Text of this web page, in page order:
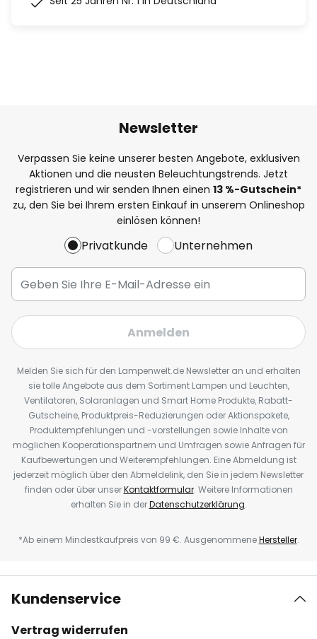
Newsletter
Verpassen Sie keine unserer besten Angebote, exklusiven
Aktionen und die neusten Beleuchtungstrends. Jetzt
registrieren und wir senden Ihnen einen 13 %-Gutschein*
zu, den Sie bei Ihrem ersten Einkauf in unserem Onlineshop
einlösen können!
Privatkunde Unternehmen
Anmelden
Melden Sie sich für den Lampenwelt.de Newsletter an und erhalten
sie tolle Angebote aus dem Sortiment Lampen und Leuchten,
Ventilatoren, Solaranlagen und Smart Home Produkte, Rabatt-
Gutscheine, Produktpreis-Reduzierungen oder Aktionspakete,
Produktempfehlungen und -vorstellungen sowie Inhalte von
möglichen Kooperationspartnern und Umfragen sowie Anfragen für
Kaufbewertungen und Weiterempfehlungen. Eine Abmeldung ist
jederzeit möglich über den Abmeldelink, den Sie in jedem Newsletter
finden oder über unserKontaktformular. Weitere Informationen
erhalten Sie in derDatenschutzerklärung.
*Ab einem Mindestkaufpreis von 99 €. AusgenommeneHersteller.
Kundenservice
Vertrag widerrufen